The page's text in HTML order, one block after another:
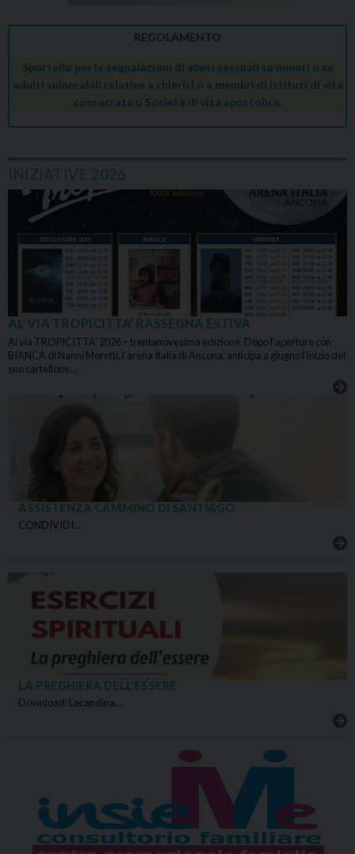
REGOLAMENTO
Sportello per le segnalazioni di abusi sessuali su minori o su
adulti vulnerabili relative a chierici o a membri di Istituti di vita
consacrata o Società di vita apostolica.
INIZIATIVE 2026
AL VIA TROPICITTA’ RASSEGNA ESTIVA
Al via TROPICITTA’ 2026 – trentanovesima edizione. Dopo l’apertura con
BIANCA di Nanni Moretti, l’arena Italia di Ancona, anticipa a giugno l’inizio del
suo cartellone…
ASSISTENZA CAMMINO DI SANTIAGO
CONDIVIDI…
LA PREGHIERA DELL’ESSERE
Download: Locandina…